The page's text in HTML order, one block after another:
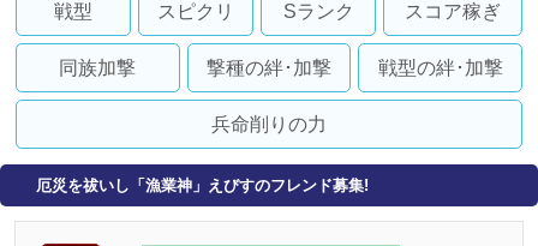
戦型 スピクリ Sランク スコア稼ぎ
同族加撃 撃種の絆･加撃 戦型の絆･加撃
兵命削りの力
厄災を祓いし「漁業神」えびすのフレンド募集!